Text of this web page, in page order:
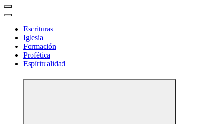
Escrituras
Iglesia
Formación
Profética
Espíritualidad